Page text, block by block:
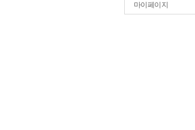
마이페이지